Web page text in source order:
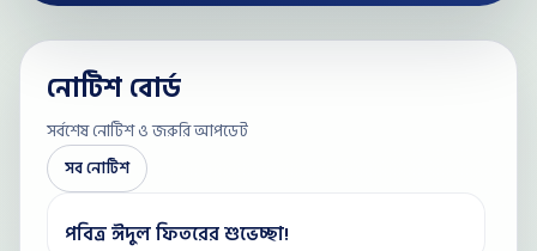
নোটিশ বোর্ড
সর্বশেষ নোটিশ ও জরুরি আপডেট
সব নোটিশ
পবিত্র ঈদুল ফিতরের শুভেচ্ছা!